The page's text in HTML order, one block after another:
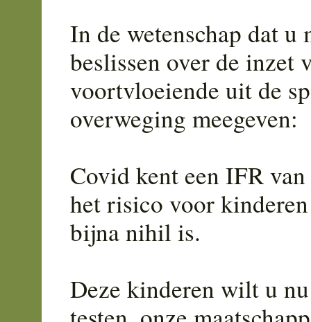
In de wetenschap dat u
beslissen over de inzet
voortvloeiende uit de
overweging meegeven:
Covid kent een IFR
het risico voor
bijna nihil is.
Deze kinderen wilt u